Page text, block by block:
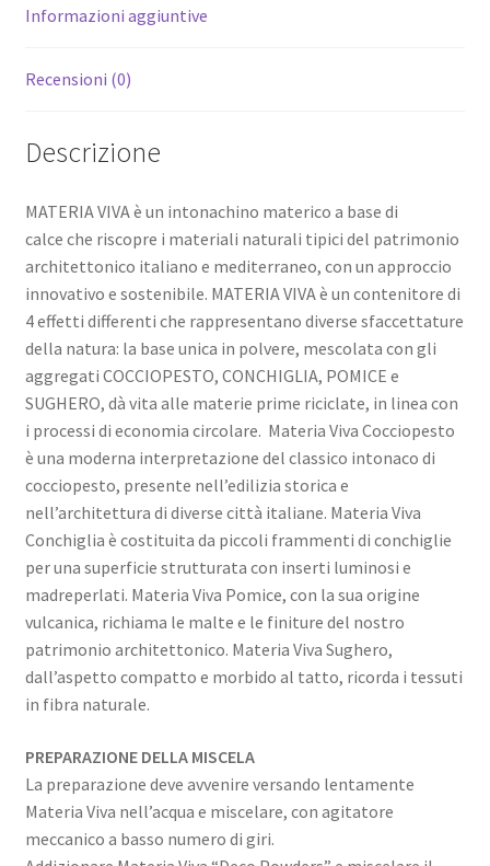
Informazioni aggiuntive
Recensioni (0)
Descrizione
MATERIA VIVA è un intonachino materico a base di
calce che riscopre i materiali naturali tipici del patrimonio
architettonico italiano e mediterraneo, con un approccio
innovativo e sostenibile. MATERIA VIVA è un contenitore di
4 effetti differenti che rappresentano diverse sfaccettature
della natura: la base unica in polvere, mescolata con gli
aggregati COCCIOPESTO, CONCHIGLIA, POMICE e
SUGHERO, dà vita alle materie prime riciclate, in linea con
i processi di economia circolare. Materia Viva Cocciopesto
è una moderna interpretazione del classico intonaco di
cocciopesto, presente nell’edilizia storica e
nell’architettura di diverse città italiane. Materia Viva
Conchiglia è costituita da piccoli frammenti di conchiglie
per una superficie strutturata con inserti luminosi e
madreperlati. Materia Viva Pomice, con la sua origine
vulcanica, richiama le malte e le finiture del nostro
patrimonio architettonico. Materia Viva Sughero,
dall’aspetto compatto e morbido al tatto, ricorda i tessuti
in fibra naturale.
PREPARAZIONE DELLA MISCELA
La preparazione deve avvenire versando lentamente
Materia Viva nell’acqua e miscelare, con agitatore
meccanico a basso numero di giri.